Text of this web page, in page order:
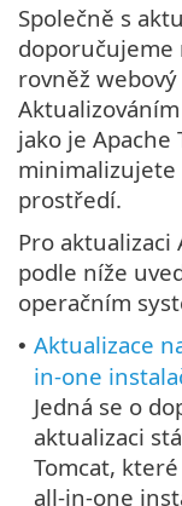
Společně s
doporučujeme
rovněž
jako je Apache
minimalizujete
prostředí.
Pro aktualizaci
podle níže
operačním
• Aktualizace
in-one
Jedná se o
aktualizaci
Tomcat,
all-in-one